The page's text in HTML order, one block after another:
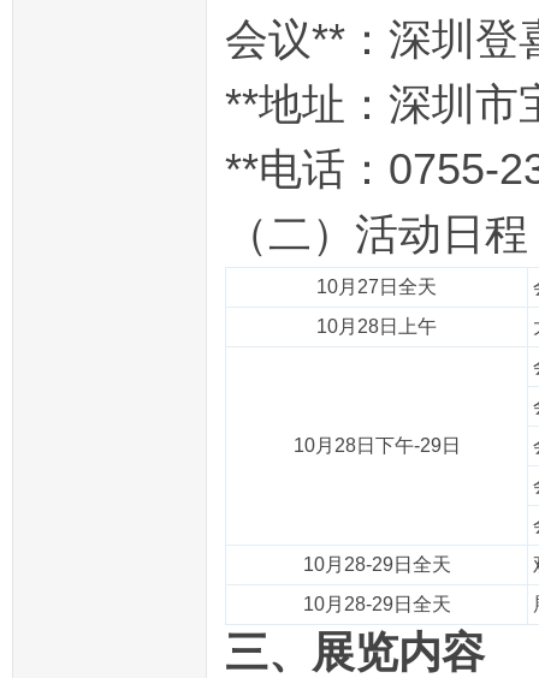
会议**：深圳登
**地址：深圳市
**电话：0755-
（二）活动日
10月27日全天
10月28日上午
10月28日下午-29日
10月28-29日全天
10月28-29日全天
三、展览内容